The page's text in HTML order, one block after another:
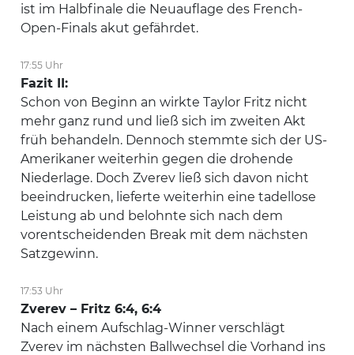
ist im Halbfinale die Neuauflage des French-
Open-Finals akut gefährdet.
17:55 Uhr
Fazit II:
Schon von Beginn an wirkte Taylor Fritz nicht
mehr ganz rund und ließ sich im zweiten Akt
früh behandeln. Dennoch stemmte sich der US-
Amerikaner weiterhin gegen die drohende
Niederlage. Doch Zverev ließ sich davon nicht
beeindrucken, lieferte weiterhin eine tadellose
Leistung ab und belohnte sich nach dem
vorentscheidenden Break mit dem nächsten
Satzgewinn.
17:53 Uhr
Zverev – Fritz 6:4, 6:4
Nach einem Aufschlag-Winner verschlägt
Zverev im nächsten Ballwechsel die Vorhand ins